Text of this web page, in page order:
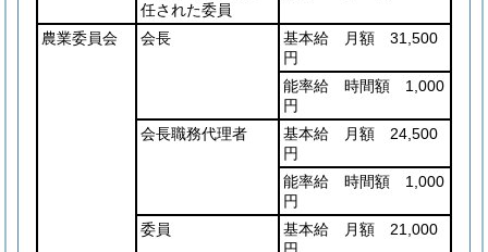
任された委員
農業委員会 会長
基本給 月額 31,500
円
能率給 時間額 1,000
円
会長職務代理者
基本給 月額 24,500
円
能率給 時間額 1,000
円
委員
基本給 月額 21,000